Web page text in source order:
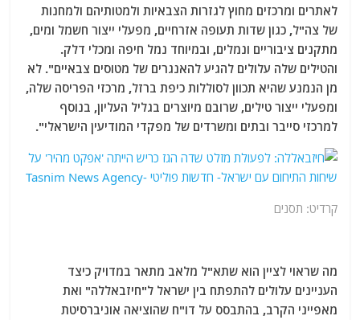
לאתרים ומרכזים מחוץ לגזרות הצבאיות ולמטותיהם ולמחנות
של צה"ל, כגון שדות תעופה אזרחיים, מפעלי ייצור חשמל ומים,
מתקנים ציבוריים ונמלים, ובמיוחד נמל חיפה ומכלי דלק.
והטילים שלה עלולים להגיע להאנגרים של מטוסים צבאיים". לא
מן הנמנע שהיא תכוון לסוללות כיפת ברזל, מרכזי הפריסה שלה,
ומפעלי ייצור טילים, שרובם מיוצרים בגליל העליון, בנוסף
למרכזי סייבר ובתים ומשרדים של מפקדי המודיעין הישראלי".
קרדיט: תסנים
מה שראוי לציין הוא שתא"ל מלאב מתאר במדויק כיצד
העניינים עלולים להתפתח בין ישראל ל"חיזבאללה" ואת
מאפייני הקרב, בהתבסס על דו"ח שהוציאה אוניברסיטת